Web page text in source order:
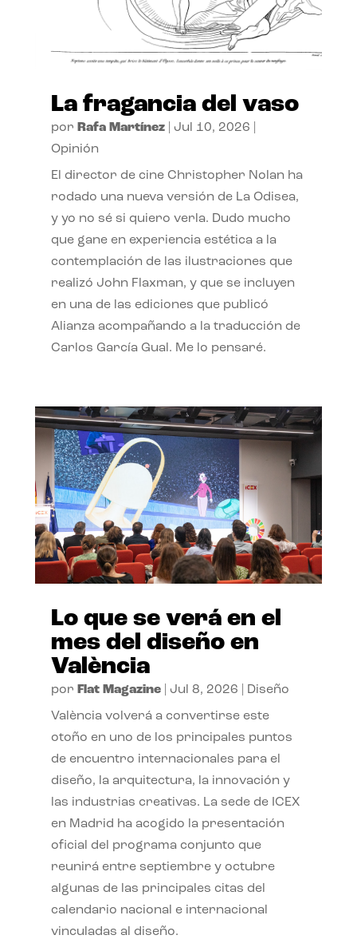
La fragancia del vaso
por Rafa Martínez| Jul 10, 2026
Opinión
El director de cine Christopher Nolan ha
rodado una nueva versión de La Odisea,
y yo no sé si quiero verla. Dudo mucho
que gane en experiencia estética a la
contemplación de las ilustraciones que
realizó John Flaxman, y que se incluyen
en una de las ediciones que publicó
Alianza acompañando a la traducción de
Carlos García Gual. Me lo pensaré.
Lo que se verá en el
mes del diseño en
València
por Flat Magazine| Jul 8, 2026 Diseño
València volverá a convertirse este
otoño en uno de los principales puntos
de encuentro internacionales para el
diseño, la arquitectura, la innovación y
las industrias creativas. La sede de ICEX
en Madrid ha acogido la presentación
oficial del programa conjunto que
reunirá entre septiembre y octubre
algunas de las principales citas del
calendario nacional e internacional
vinculadas al diseño.